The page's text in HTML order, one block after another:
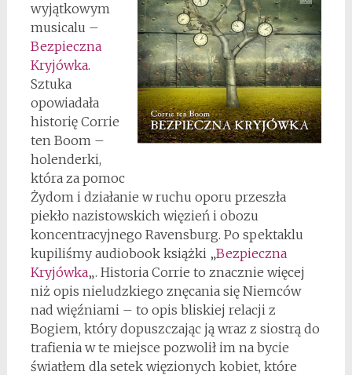
wyjątkowym
musicalu –
Bezpieczna
Kryjówka.
Sztuka
opowiadała
historię Corrie
ten Boom –
holenderki,
która za pomoc
Żydom i działanie w ruchu oporu przeszła
piekło nazistowskich więzień i obozu
koncentracyjnego Ravensburg. Po spektaklu
kupiliśmy audiobook książki „Bezpieczna
Kryjówka„. Historia Corrie to znacznie więcej
niż opis nieludzkiego znęcania się Niemców
nad więźniami – to opis bliskiej relacji z
Bogiem, który dopuszczając ją wraz z siostrą do
trafienia w te miejsce pozwolił im na bycie
światłem dla setek więzionych kobiet, które